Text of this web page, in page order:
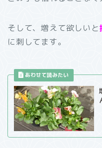
そして、増えて欲しいと
に刺してます。